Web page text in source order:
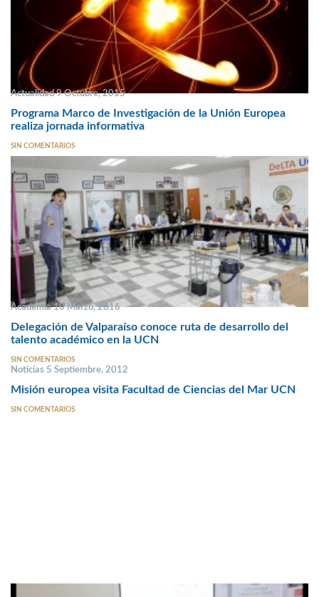
Actualidad 9 Octubre, 2015
Programa Marco de Investigación de la Unión Europea
realiza jornada informativa
SIN COMENTARIOS
Academia 10 Marzo, 2016
Delegación de Valparaíso conoce ruta de desarrollo del
talento académico en la UCN
SIN COMENTARIOS
Noticias 5 Septiembre, 2012
Misión europea visita Facultad de Ciencias del Mar UCN
SIN COMENTARIOS